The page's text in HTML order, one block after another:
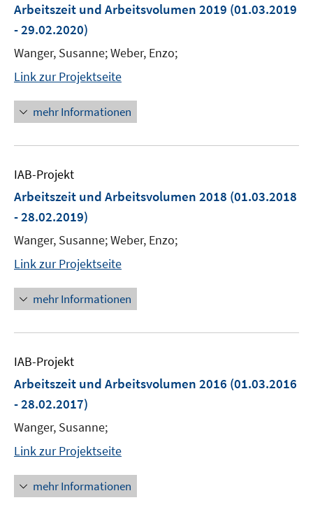
Arbeitszeit und Arbeitsvolumen 2019 (01.03.2019
- 29.02.2020)
Wanger, Susanne; Weber, Enzo;
Link zur Projektseite
mehr Informationen
IAB-Projekt
Arbeitszeit und Arbeitsvolumen 2018 (01.03.2018
- 28.02.2019)
Wanger, Susanne; Weber, Enzo;
Link zur Projektseite
mehr Informationen
IAB-Projekt
Arbeitszeit und Arbeitsvolumen 2016 (01.03.2016
- 28.02.2017)
Wanger, Susanne;
Link zur Projektseite
mehr Informationen